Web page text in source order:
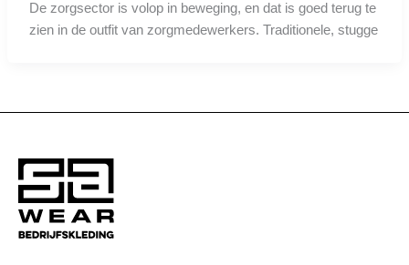
De zorgsector is volop in beweging, en dat is goed terug te
zien in de outfit van zorgmedewerkers. Traditionele, stugge